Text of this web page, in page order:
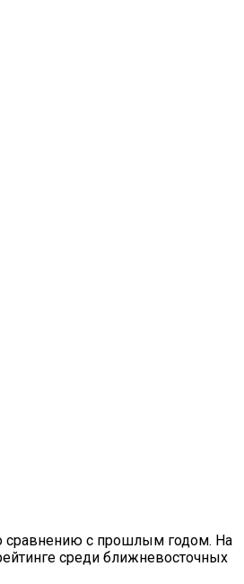
сравнению с прошлым годом. На
среди ближневосточных